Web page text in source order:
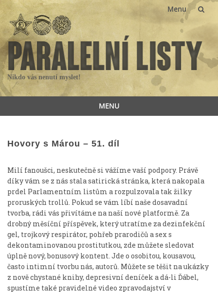
Menu
Skip
content
Nikdo vás nenutí myslet!
MENU
content
Hovory s Márou – 51. díl
Milí fanoušci, neskutečně si vážíme vaší podpory. Právě
díky vám se z nás stala satirická stránka, která nakopala
prdel Parlamentním listům a rozpulzovala tak žilky
proruských trollů. Pokud se vám líbí naše dosavadní
tvorba, rádi vás přivítáme na naší nové platformě. Za
drobný měsíční příspěvek, který utratíme za dezinfekční
gel, trojkový respirátor, pohřeb prarodičů a sex s
dekontaminovanou prostitutkou, zde můžete sledovat
úplně nový, bonusový kontent. Jde o osobitou, kousavou,
často intimní tvorbu nás, autorů. Můžete se těšit na ukázky
z nově chystané knihy, depresivní deníček a dá-li Ďábel,
spustíme také pravidelné video zpravodajství v